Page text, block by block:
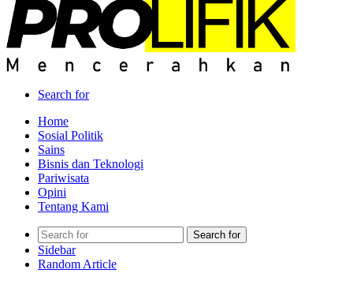
Search for
Home
Sosial Politik
Sains
Bisnis dan Teknologi
Pariwisata
Opini
Tentang Kami
Search for
Sidebar
Random Article